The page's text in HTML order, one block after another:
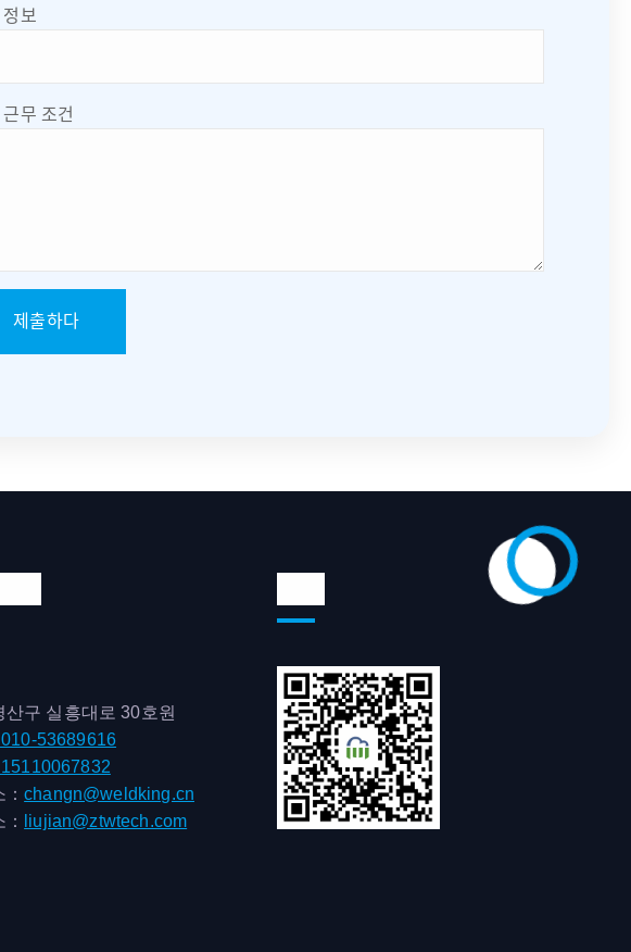
보
무 조건
산구 실흥대로 30호원
53689616
：changn@weldking.cn
liujian@ztwtech.com